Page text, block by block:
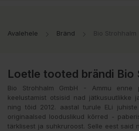
Avalehele Bränd Bio Strohhalm
Loetle tooted brändi Bio
Bio Strohhalm GmbH - Ammu enne
keelustamist otsisid nad jätkusuutlikke
ning tõid 2012. aastal turule ELi
originaalsed looduslikud kõrred -
tärklisest ja suhkruroost. Selle eest said